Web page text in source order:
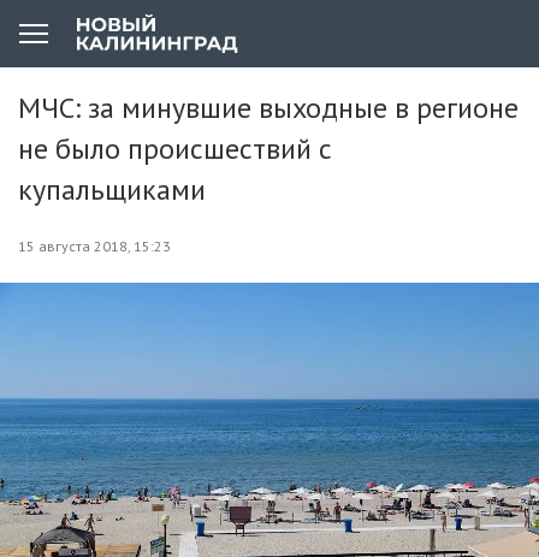
МЧС: за минувшие выходные в регионе
не было происшествий с
купальщиками
15 августа 2018, 15:23